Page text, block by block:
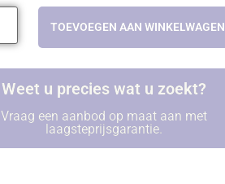
TOEVOEGEN AAN WINKELWAGEN
Weet u precies wat u zoekt?
Vraag een aanbod op maat aan met
laagsteprijsgarantie.